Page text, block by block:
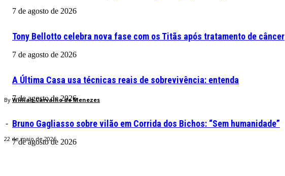
By Willian Carvalho de Menezes
-
22 de maio de 2026
7 de agosto de 2026
Tony Bellotto celebra nova fase com os Titãs após tratamento de câncer
7 de agosto de 2026
A Última Casa usa técnicas reais de sobrevivência: entenda
7 de agosto de 2026
Bruno Gagliasso sobre vilão em Corrida dos Bichos: “Sem humanidade”
7 de agosto de 2026